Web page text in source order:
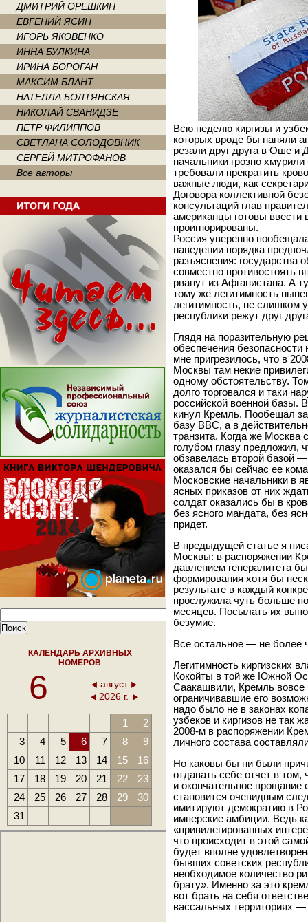
ДМИТРИЙ ОРЕШКИН
ЕВГЕНИЙ ЯСИН
ИГОРЬ ЯКОВЕНКО
ИННА БУЛКИНА
ИРИНА БОРОГАН
МАКСИМ БЛАНТ
НАТЕЛЛА БОЛТЯНСКАЯ
НИКОЛАЙ СВАНИДЗЕ
ПЕТР ФИЛИППОВ
СВЕТЛАНА СОЛОДОВНИК
СЕРГЕЙ МИТРОФАНОВ
Все авторы
КАЛЕНДАРЬ АРХИВНЫХ
НОМЕРОВ
6
август
2026 г.
1
2
3
4 5 6 7 8
9
10
11 12 13 14 15
16
17
18 19 20 21 22
23
24
25 26 27 28 29
30
31
Всю неделю киргизы и
которых вроде бы наняли
резали друг друга в Оше
начальники грозно
требовали прекратить
важные люди, как
Договора коллективной
консультаций глав
американцы готовы ввести
проигнорированы.
Россия уверенно
наведении порядка
разъяснения:
совместно противостоять
рванут из Афганистана. А
тому же легитимность
легитимность, не слишком
республики режут друг
Глядя на поразительную
обеспечения безопасности
мне пригрезилось, что в
Москвы там некие
одному обстоятельству.
долго торговался и таки
российской военной базы.
кинул Кремль. Пообещал
базу ВВС, а в
транзита. Когда же Москва
голубом глазу предложил,
обзавелась второй базой
оказался бы сейчас ее
Московские начальники в
ясных приказов от них
солдат оказались бы в
без ясного мандата, без
придет.
В предыдущей статье я
Москвы: в распоряжении
давлением генералитета
формирования хотя бы
результате в каждый
прослужила чуть больше
месяцев. Посылать их
безумие.
Все остальное — не более
Легитимность киргизских
Кокойты в той же Южной
Саакашвили, Кремль вовсе
ограничивавшие его
надо было не в законах
узбеков и киргизов не так
2008-м в распоряжении
личного состава
Но каковы бы ни были
отдавать себе отчет в
и окончательное
становится очевидным
имитируют демократию в
имперские амбиции. Ведь
«привилегированных
что происходит в этой
будет вполне
бывших советских
необходимое количество
брату». Именно за это
вот брать на себя
вассальных территориях —